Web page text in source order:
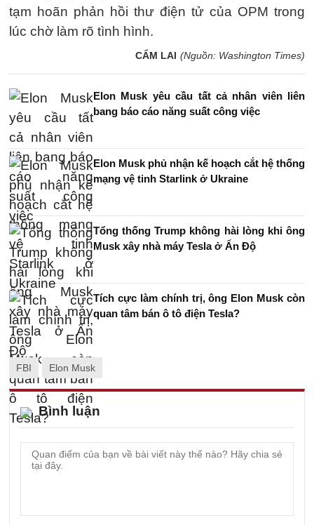
tạm hoãn phản hồi thư điện tử của OPM trong
lúc chờ làm rõ tình hình.
CẨM LAI (Nguồn: Washington Times)
Elon Musk yêu cầu tất cả nhân viên liên
bang báo cáo năng suất công việc
Elon Musk phủ nhận kế hoạch cắt hệ thống
mạng vệ tinh Starlink ở Ukraine
Tổng thống Trump không hài lòng khi ông
Musk xây nhà máy Tesla ở Ấn Độ
Tích cực làm chính trị, ông Elon Musk còn
quan tâm bán ô tô điện Tesla?
FBI Elon Musk
Bình luận